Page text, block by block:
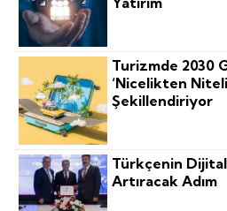
Turizmde 2030
‘nicelikten
Şekillendiriyor
Türkçenin
Artıracak Adım